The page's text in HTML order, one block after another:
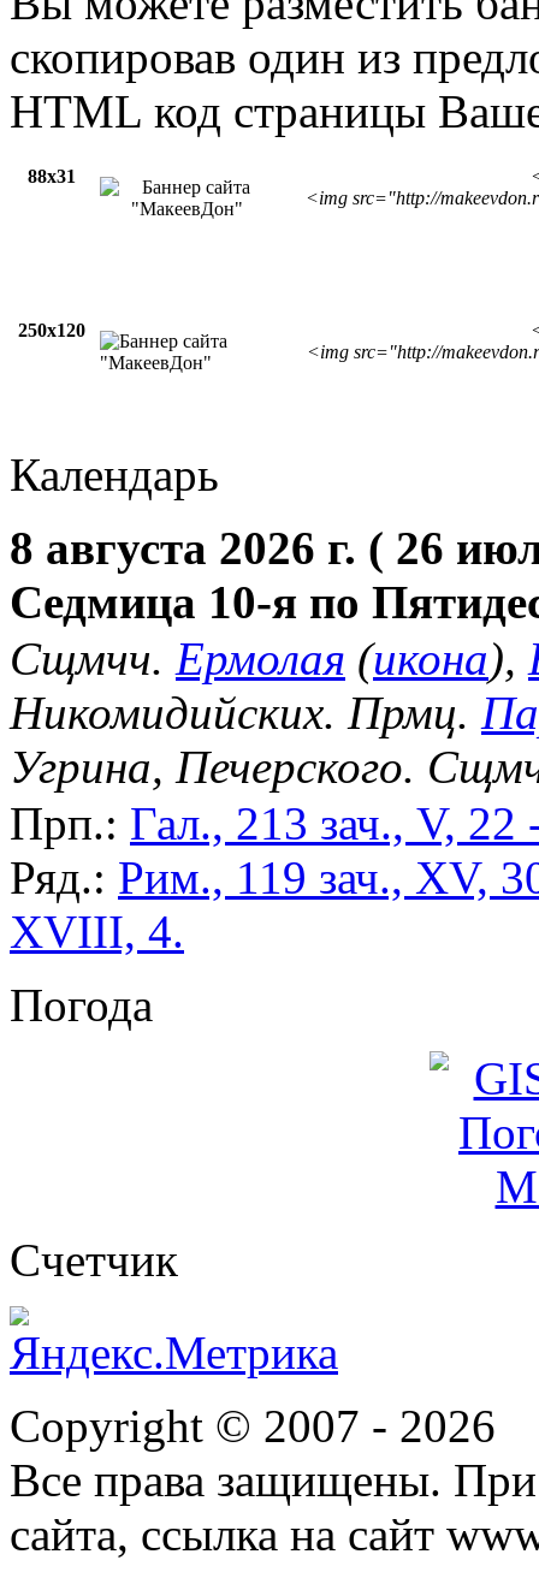
скопировав один из
HTML код страницы
88х31
<img src="http://
250х120
<img src="http://
Календарь
8 августа 2026 г. ( 26
Седмица 10-я по
Сщмчч. Ермолая (икона),
Никомидийских. Прмц.
Угрина, Печерского.
Прп.: Гал., 213 зач., V,
Ряд.: Рим., 119 зач., XV,
XVIII, 4.
Погода
Cчетчик
Copyright © 2007 - 2026
Все права защищены. При
сайта, ссылка на сайт